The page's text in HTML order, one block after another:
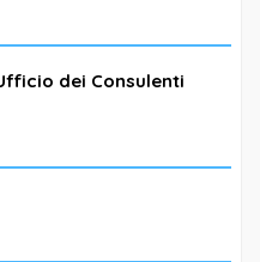
dei Consulenti